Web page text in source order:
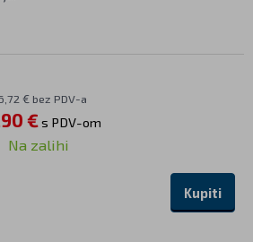
€ bez PDV-a
€s PDV-om
Na zalihi
Kupiti